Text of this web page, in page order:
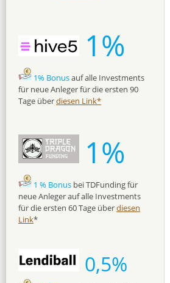
1%
1% Bonusauf alle Investments
für neue Anleger für die ersten 90
Tage überdiesen Link*
1%
1 % Bonus bei TDFunding für
neue Anleger auf alle Investments
für die ersten 60 Tage überdiesen
Link*
0,5%